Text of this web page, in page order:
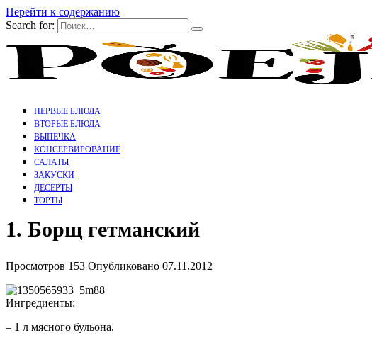
Перейти к содержанию
Search for:
ПЕРВЫЕ БЛЮДА
ВТОРЫЕ БЛЮДА
ВЫПЕЧКА
КОНСЕРВИРОВАНИЕ
САЛАТЫ
ЗАКУСКИ
ДЕСЕРТЫ
ТОРТЫ
1. Борщ гетманский
Просмотров 153 Опубликовано 07.11.2012
Ингредиенты:
– 1 л мясного бульона.